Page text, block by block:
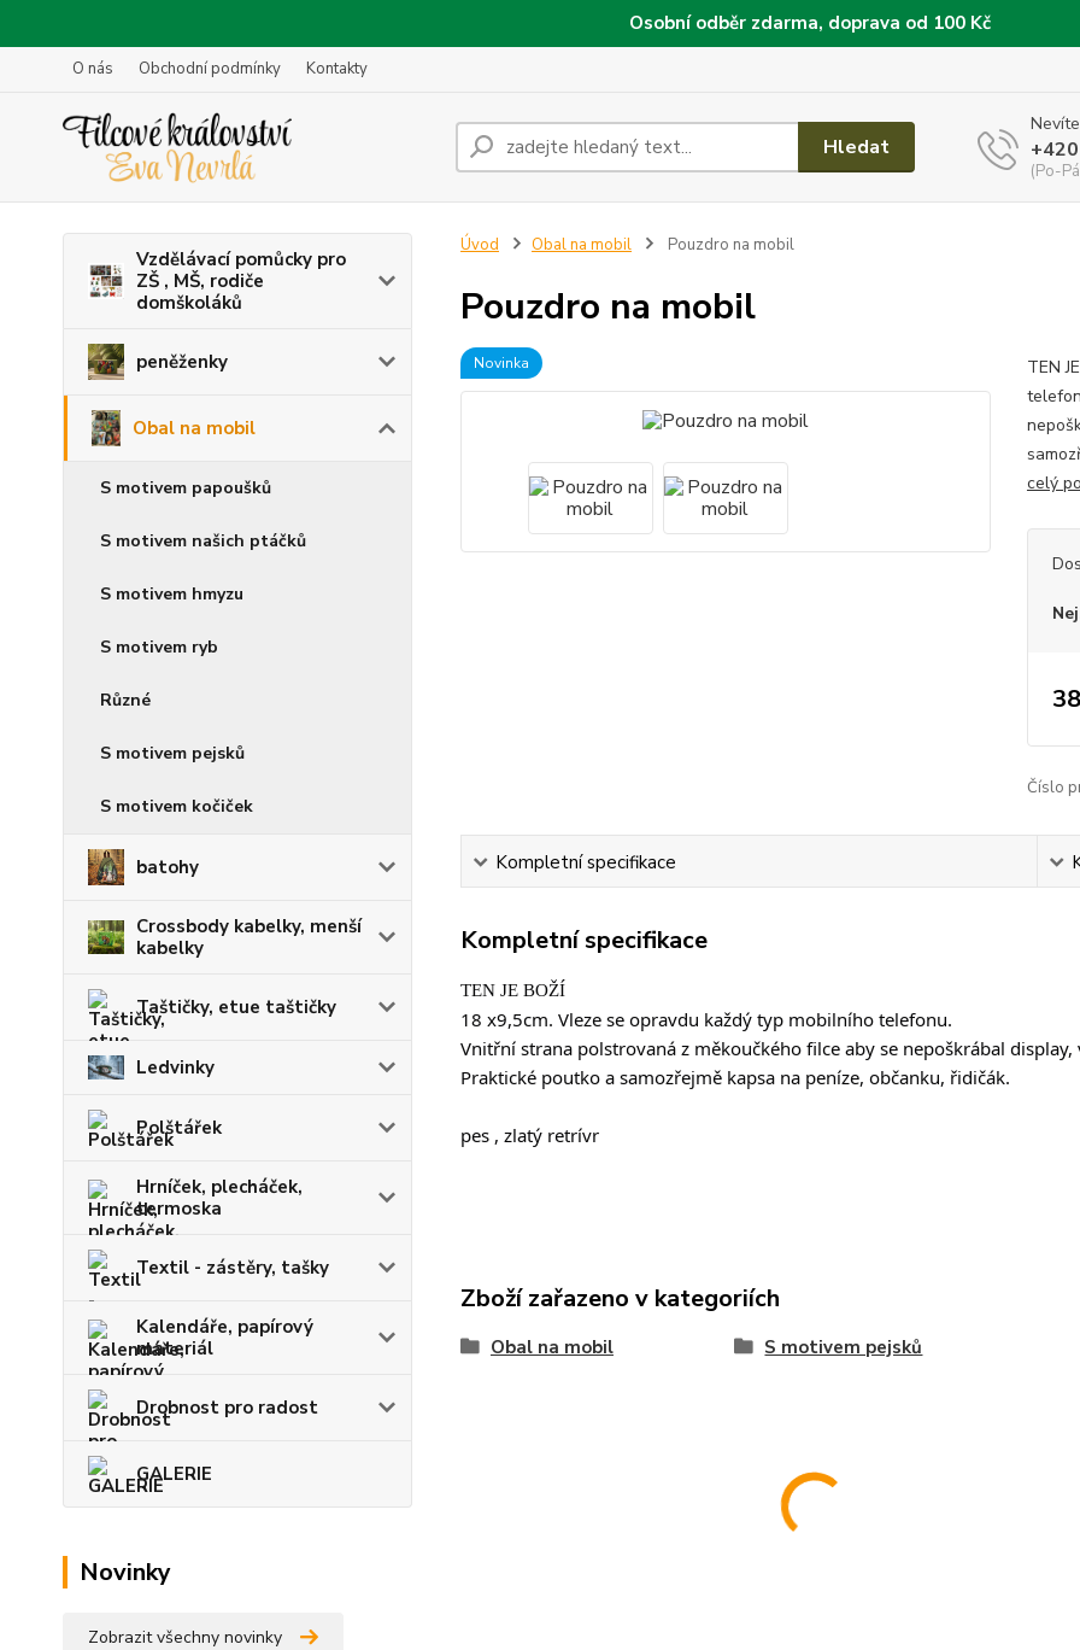
Osobní odběr zdarma, doprava od 100 Kč
O nás Obchodní podmínky Kontakty
Hledat
(Po-
Vzdělávací pomůcky pro
ZŠ , MŠ, rodiče
domškoláků
peněženky
Obal na mobil
S motivem papoušků
S motivem našich ptáčků
S motivem hmyzu
S motivem ryb
Různé
S motivem pejsků
S motivem kočiček
batohy
Crossbody kabelky, menší
kabelky
Taštičky, etue taštičky
Ledvinky
Polštářek
Hrníček, plecháček,
termoska
Textil - zástěry, tašky
Kalendáře, papírový
materiál
Drobnost pro radost
GALERIE
Novinky
Zobrazit všechny novinky
Úvod Obal na mobil Pouzdro na mobil
Pouzdro na mobil
Novinka
TEN
celý
Číslo
Kompletní specifikace
Kompletní specifikace
TEN JE BOŽÍ
18 x9,5cm. Vleze se opravdu každý typ mobilního telefonu.
Vnitřní strana polstrovaná z měkoučkého filce aby se nepoškrábal
Praktické poutko a samozřejmě kapsa na peníze, občanku, řidičák.
pes , zlatý retrívr
Zboží zařazeno v kategoriích
Obal na mobil S motivem pejsků